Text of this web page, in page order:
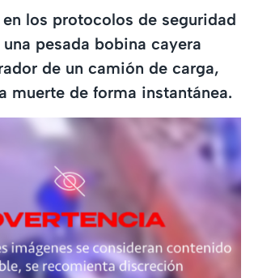
los protocolos de seguridad
pesada bobina cayera
de un camión de carga,
muerte de forma instantánea.